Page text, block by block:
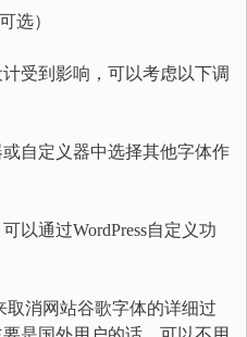
选）
受到影响，可以考虑以下调
自定义器中选择其他字体作
以通过WordPress自定义功
取消网站谷歌字体的详细过